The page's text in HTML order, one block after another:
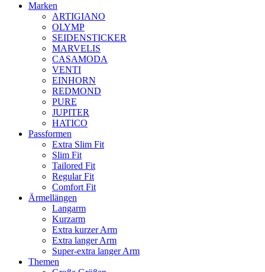
Marken
ARTIGIANO
OLYMP
SEIDENSTICKER
MARVELIS
CASAMODA
VENTI
EINHORN
REDMOND
PURE
JUPITER
HATICO
Passformen
Extra Slim Fit
Slim Fit
Tailored Fit
Regular Fit
Comfort Fit
Ärmellängen
Langarm
Kurzarm
Extra kurzer Arm
Extra langer Arm
Super-extra langer Arm
Themen